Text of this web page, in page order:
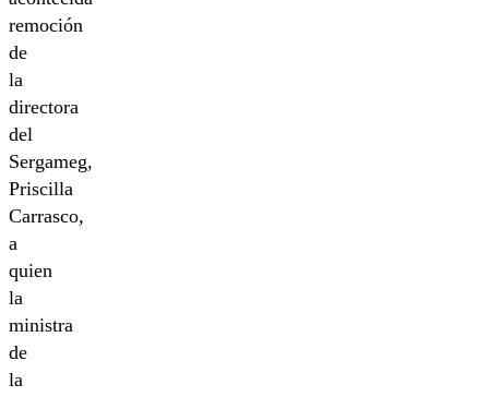
remoción
de
la
directora
del
Sergameg,
Priscilla
Carrasco,
a
quien
la
ministra
de
la